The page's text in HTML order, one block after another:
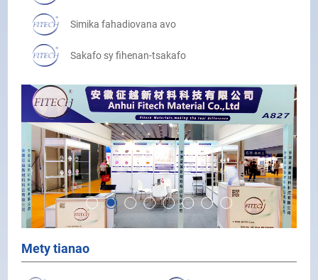
Simika fahadiovana avo
Sakafo sy fihenan-tsakafo
Ferro Alloys
Fitaovana
Mety tianao